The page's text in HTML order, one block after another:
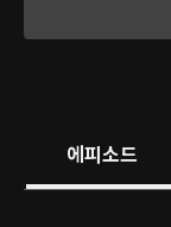
에피소드